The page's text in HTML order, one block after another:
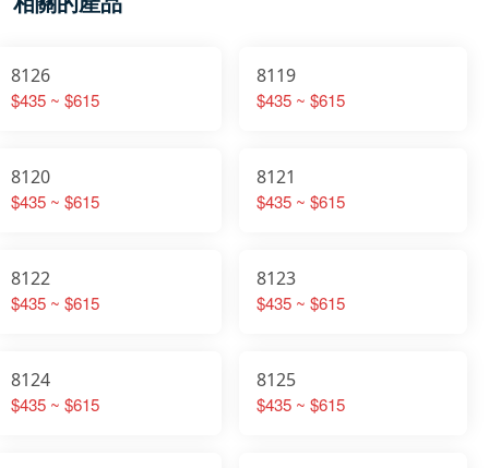
8126
$435 ~ $615
8119
$435 ~ $615
8120
$435 ~ $615
8121
$435 ~ $615
8122
$435 ~ $615
8123
$435 ~ $615
8124
$435 ~ $615
8125
$435 ~ $615